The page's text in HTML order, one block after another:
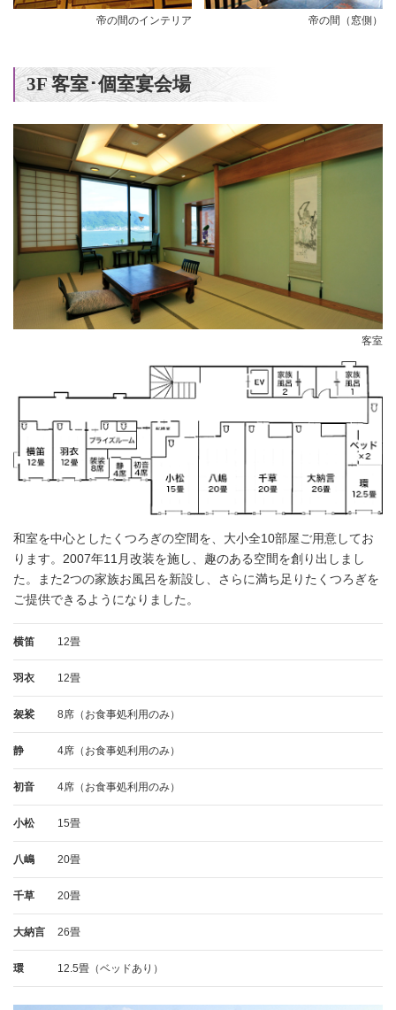
帝の間のインテリア 帝の間（窓側）
3F 客室･個室宴会場
客室
和室を中心としたくつろぎの空間を、大小全10部屋ご用意してお
ります。2007年11月改装を施し、趣のある空間を創り出しまし
た。また2つの家族お風呂を新設し、さらに満ち足りたくつろぎを
ご提供できるようになりました。
横笛 12畳
羽衣 12畳
袈裟 8席（お食事処利用のみ）
静 4席（お食事処利用のみ）
初音 4席（お食事処利用のみ）
小松 15畳
八嶋 20畳
千草 20畳
大納言 26畳
環 12.5畳（ベッドあり）